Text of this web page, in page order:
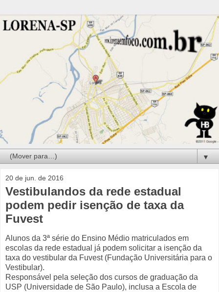
▼
20 de jun. de 2016
Vestibulandos da rede estadual
podem pedir isenção de taxa da
Fuvest
Alunos da 3ª série do Ensino Médio matriculados em
escolas da rede estadual já podem solicitar a isenção da
taxa do vestibular da Fuvest (Fundação Universitária para o
Vestibular).
Responsável pela seleção dos cursos de graduação da
USP (Universidade de São Paulo), inclusa a Escola de